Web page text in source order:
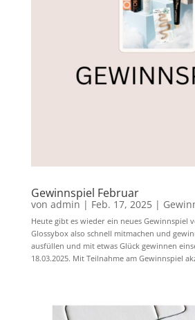
Gewinnspiel Februar
von admin | Feb. 17, 2025|
Heute gibt es wieder ein neues Gewinnspiel
Glossybox also schnell mitmachen und
ausfüllen und mit etwas Glück gewinnen
18.03.2025. Mit Teilnahme am Gewinnspiel